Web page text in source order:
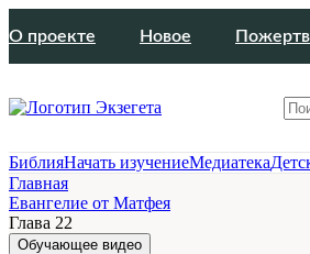
О проекте Новое
БиблияНачать изучениеМедиатека
Главная
Евангелие от Матфея
Глава 22
Обучающее видео